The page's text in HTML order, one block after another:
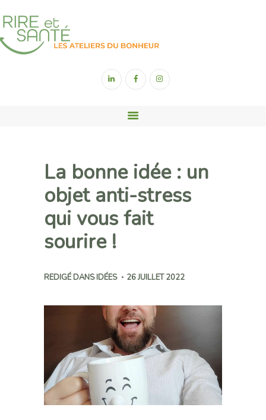
SONOTHÉRAPIE
RIGOLOGIE
CONTACT
La bonne idée : un
objet anti-stress
qui vous fait
sourire !
REDIGÉ DANS IDÉES 26 JUILLET 2022